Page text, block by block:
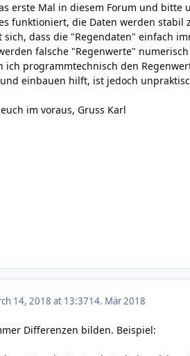
erste Mal in diesem Forum und
funktioniert, die Daten werden
sich, dass die "Regendaten" einfach
falsche "Regenwerte"
ich programmtechnisch den
einbauen hilft, ist jedoch
im voraus, Gruss Karl
14, 2018 at 13:3714. Mär 2018
Differenzen bilden. Beispiel: